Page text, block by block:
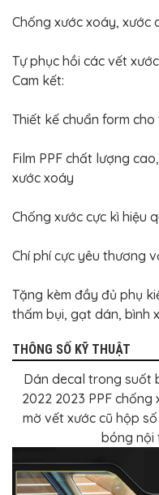
Chống xước xoáy, xước
Tự phục hồi các vết
Cam kết:
Thiết kế chuẩn form
Film PPF chất lượng
xước xoáy
Chống xước cực kì hiệu
Chí phí cực yêu thương
Tặng kèm đầy đủ phụ
thấm bụi, gạt dán, bình
THÔNG SỐ KỸ THUẬT
Dán decal trong suốt
2022 2023 PPF chống
mờ vết xước cũ hộp
bóng nội